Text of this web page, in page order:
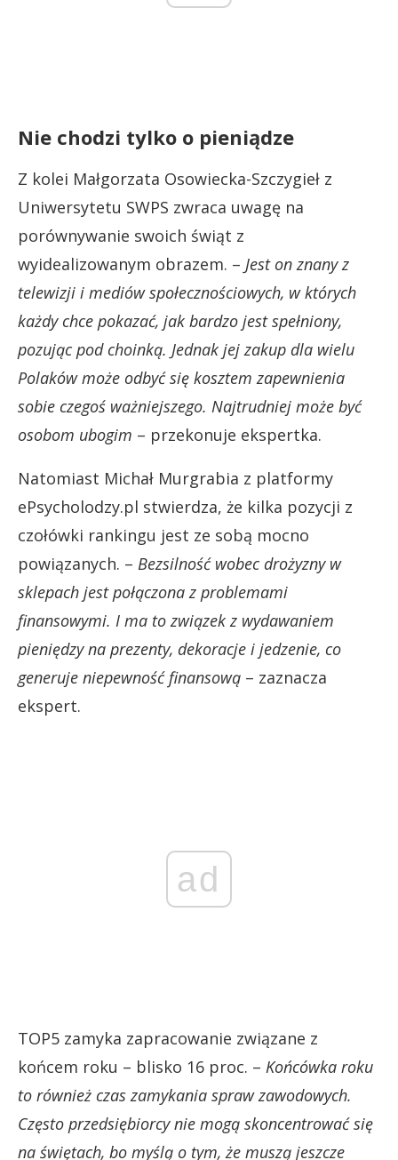
Nie chodzi tylko o pieniądze
Z kolei Małgorzata Osowiecka-Szczygieł z
Uniwersytetu SWPS zwraca uwagę na
porównywanie swoich świąt z
wyidealizowanym obrazem. – Jest on znany z
telewizji i mediów społecznościowych, w których
każdy chce pokazać, jak bardzo jest spełniony,
pozując pod choinką. Jednak jej zakup dla wielu
Polaków może odbyć się kosztem zapewnienia
sobie czegoś ważniejszego. Najtrudniej może być
osobom ubogim – przekonuje ekspertka.
Natomiast Michał Murgrabia z platformy
ePsycholodzy.pl stwierdza, że kilka pozycji z
czołówki rankingu jest ze sobą mocno
powiązanych. – Bezsilność wobec drożyzny w
sklepach jest połączona z problemami
finansowymi. I ma to związek z wydawaniem
pieniędzy na prezenty, dekoracje i jedzenie, co
generuje niepewność finansową – zaznacza
ekspert.
ad
TOP5 zamyka zapracowanie związane z
końcem roku – blisko 16 proc. – Końcówka roku
to również czas zamykania spraw zawodowych.
Często przedsiębiorcy nie mogą skoncentrować się
na świętach, bo myślą o tym, że muszą jeszcze